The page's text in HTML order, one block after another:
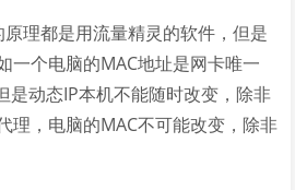
理都是用流量精灵的软件，但是
一个电脑的MAC地址是网卡唯一
是动态IP本机不能随时改变，除非
理，电脑的MAC不可能改变，除非